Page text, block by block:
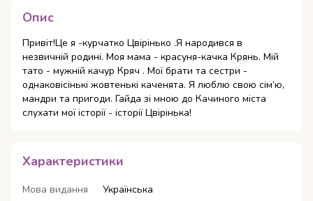
Опис
Привіт!Це я -курчатко Цвірінько .Я народився в
незвичній родині. Моя мама - красуня-качка Крянь. Мій
тато - мужній качур Кряч . Мої брати та сестри -
однаковісінькі жовтенькі каченята. Я люблю свою сім’ю,
мандри та пригоди. Гайда зі мною до Качиного міста
слухати мої історії - історії Цвірінька!
Характеристики
Мова видання
Українська